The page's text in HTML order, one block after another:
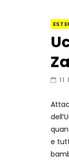
11
e